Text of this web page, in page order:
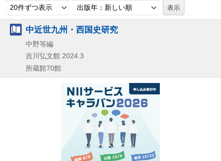
20件ずつ表示 出版年：新しい順
中近世九州・西国史研究
中野等編
吉川弘文館 2024.3
所蔵館70館